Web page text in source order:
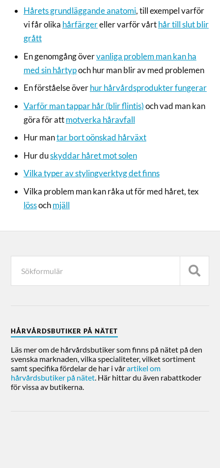
Hårets grundläggande anatomi, till exempel varför
vi får olika hårfärgereller varför vårthår till slut blir
grått
En genomgång övervanliga problem man kan ha
med sin hårtypoch hur man blir av med problemen
En förståelse överhur hårvårdsprodukter fungerar
Varför man tappar hår (blir flintis)och vad man kan
göra för attmotverka håravfall
Hur mantar bort oönskad hårväxt
Hur duskyddar håret mot solen
Vilka typer av stylingverktyg det finns
Vilka problem man kan råka ut för med håret, tex
lössochmjäll
HÅRVÅRDSBUTIKER PÅ NÄTET
Läs mer om de hårvårdsbutiker som finns på nätet på den
svenska marknaden, vilka specialiteter, vilket sortiment
samt specifika fördelar de har i vårartikel om
hårvårdsbutiker på nätet. Här hittar du även rabattkoder
för vissa av butikerna.